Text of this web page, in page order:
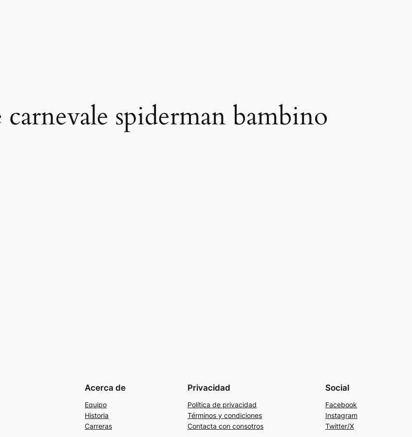
carnevale spiderman bambino
Acerca de
Equipo
Historia
Carreras
Privacidad
Política de privacidad
Términos y condiciones
Contacta con consotros
Social
Facebook
Instagram
Twitter/X